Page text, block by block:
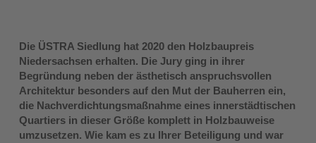
Die ÜSTRA Siedlung hat 2020 den Holzbaupreis
Niedersachsen erhalten. Die Jury ging in ihrer
Begründung neben der ästhetisch anspruchsvollen
Architektur besonders auf den Mut der Bauherren ein,
die Nachverdichtungsmaßnahme eines innerstädtischen
Quartiers in dieser Größe komplett in Holzbauweise
umzusetzen. Wie kam es zu Ihrer Beteiligung und war